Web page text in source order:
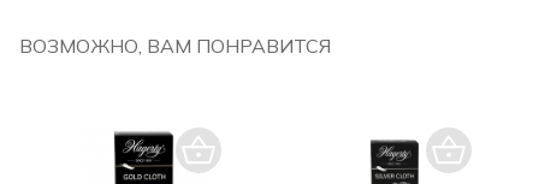
ВОЗМОЖНО, ВАМ ПОНРАВИТСЯ